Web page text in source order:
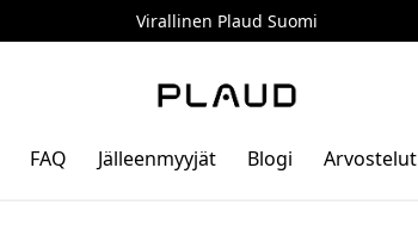
Virallinen Plaud Suomi
FAQ Jälleenmyyjät Blogi Arvostelut